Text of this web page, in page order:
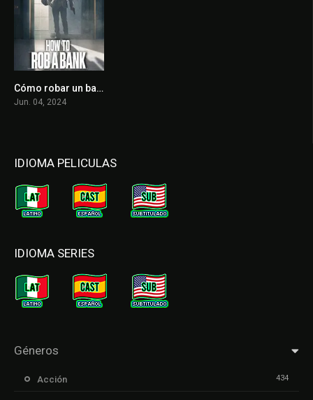
0Cómo robar un banco
Jun. 04, 2024
IDIOMA PELICULAS
IDIOMA SERIES
Géneros
Acción 434